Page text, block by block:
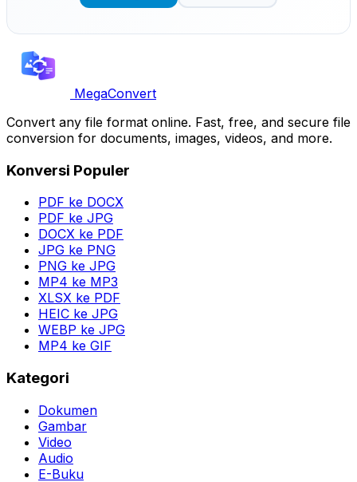
MegaConvert
Convert any file format online. Fast, free, and secure file
conversion for documents, images, videos, and more.
Konversi Populer
PDF ke DOCX
PDF ke JPG
DOCX ke PDF
JPG ke PNG
PNG ke JPG
MP4 ke MP3
XLSX ke PDF
HEIC ke JPG
WEBP ke JPG
MP4 ke GIF
Kategori
Dokumen
Gambar
Video
Audio
E-Buku